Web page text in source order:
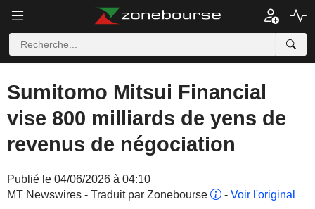
Sumitomo Mitsui Financial
vise 800 milliards de yens de
revenus de négociation
Publié le 04/06/2026 à 04:10
MT Newswires - Traduit par Zonebourse
- Voir l'original